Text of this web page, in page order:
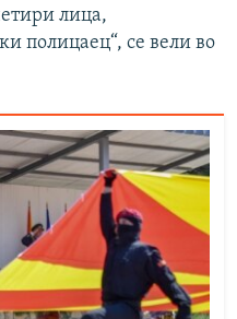
лица,
полицаец“, се вели во